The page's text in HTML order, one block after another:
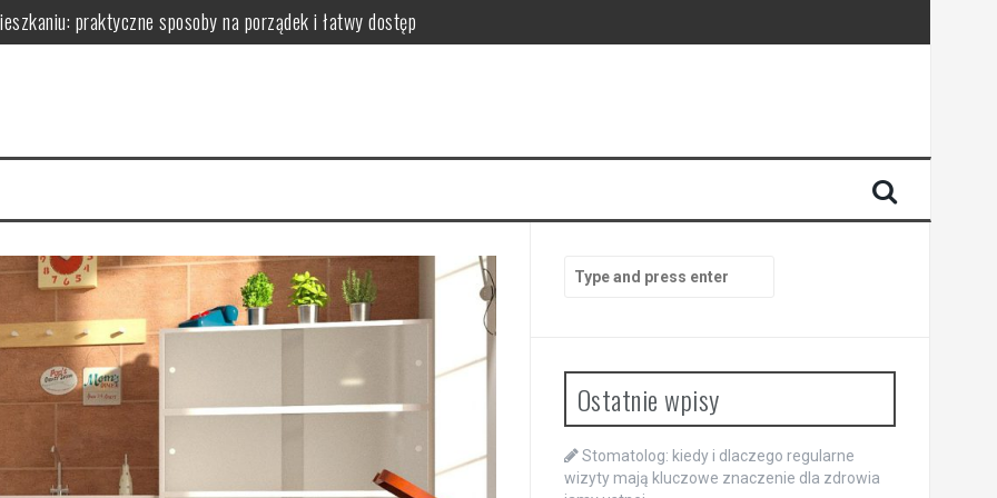
praktyczne sposoby na porządek i łatwy dostęp
wybrać i zamontować funkcjonalną przegrodę ze szkła hartowanego
dodają przestrzeni, a kiedy mogą przeszkadzać?
– praktyczne porady wyboru, montażu i aranżacji przestrzeni
for:
Ostatnie wpisy
Stomatolog: kiedy i dlaczego regularne
wizyty mają kluczowe znaczenie dla zdrowia